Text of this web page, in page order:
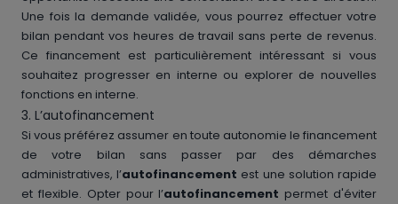
Une fois la demande validée, vous pourrez effectuer votre
bilan pendant vos heures de travail sans perte de revenus.
Ce financement est particulièrement intéressant si vous
souhaitez progresser en interne ou explorer de nouvelles
fonctions en interne.
3. L’autofinancement
Si vous préférez assumer en toute autonomie le financement
de votre bilan sans passer par des démarches
administratives, l’autofinancement est une solution rapide
et flexible. Opter pour l’autofinancement permet d'éviter